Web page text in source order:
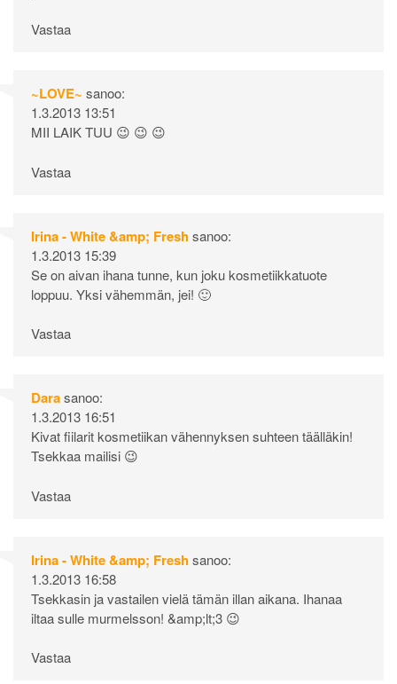
Vastaa
~LOVE~ sanoo:
1.3.2013 13:51
MII LAIK TUU 😉 😉 😉
Vastaa
Irina - White &amp; Freshsanoo:
1.3.2013 15:39
Se on aivan ihana tunne, kun joku kosmetiikkatuote
loppuu. Yksi vähemmän, jei! 🙂
Vastaa
Darasanoo:
1.3.2013 16:51
Kivat fiilarit kosmetiikan vähennyksen suhteen täälläkin!
Tsekkaa mailisi 😉
Vastaa
Irina - White &amp; Freshsanoo:
1.3.2013 16:58
Tsekkasin ja vastailen vielä tämän illan aikana. Ihanaa
iltaa sulle murmelsson! &amp;lt;3 😉
Vastaa